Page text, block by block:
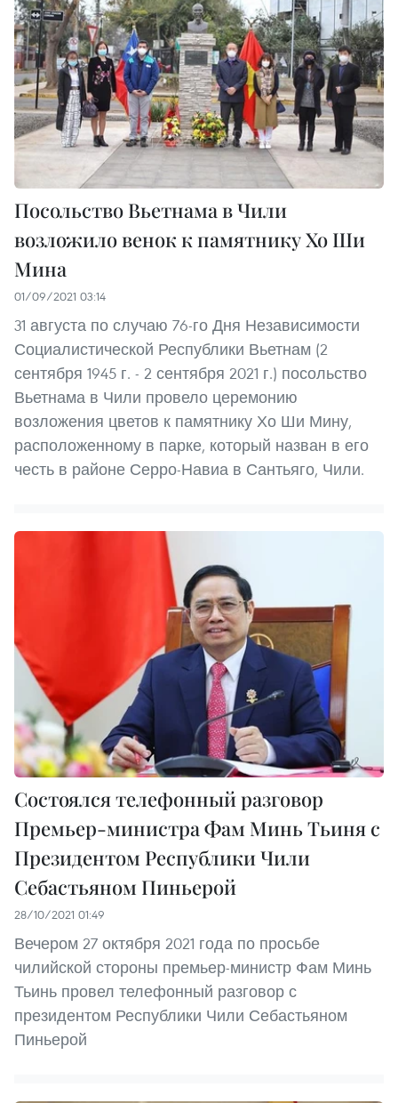
Посольство Вьетнама в Чили
возложило венок к памятнику Хо Ши
Мина
01/09/2021 03:14
31 августа по случаю 76-го Дня Независимости
Социалистической Республики Вьетнам (2
сентября 1945 г. - 2 сентября 2021 г.) посольство
Вьетнама в Чили провело церемонию
возложения цветов к памятнику Хо Ши Мину,
расположенному в парке, который назван в его
честь в районе Серро-Навиа в Сантьяго, Чили.
Состоялся телефонный разговор
Премьер-министра Фам Минь Тьиня с
Президентом Республики Чили
Себастьяном Пиньерой
28/10/2021 01:49
Вечером 27 октября 2021 года по просьбе
чилийской стороны премьер-министр Фам Минь
Тьинь провел телефонный разговор с
президентом Республики Чили Себастьяном
Пиньерой